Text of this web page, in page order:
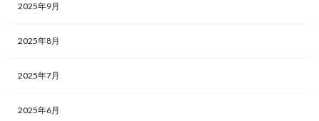
2025年9月
2025年8月
2025年7月
2025年6月